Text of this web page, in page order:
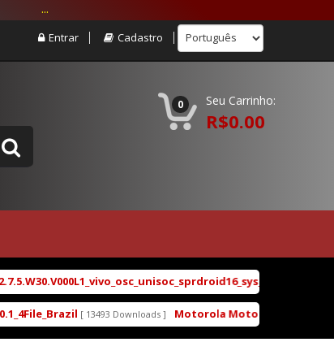
Entrar Cadastro
0 Seu Carrinho:
R$0.00
[ 13493 Downloads ] Motorola Moto G5 XT1672 XT1671